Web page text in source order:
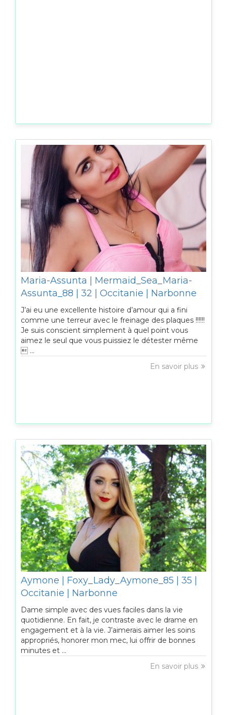
Maria-Assunta | Mermaid_Sea_Maria-
Assunta_88 | 32 | Occitanie | Narbonne
J’ai eu une excellente histoire d’amour qui a fini
comme une terreur avec le freinage des plaques !!!!!!
Je suis conscient simplement à quel point vous
aimez le seul que vous puissiez le détester même
 ...
En savoir plus
Aymone | Foxy_Lady_Aymone_85 | 35 |
Occitanie | Narbonne
Dame simple avec des vues faciles dans la vie
quotidienne. En fait, je contraste avec le drame en
engagement et à la vie. J’aimerais aimer les soins
appropriés, honorer mon mec, lui offrir de bonnes
minutes et ...
En savoir plus